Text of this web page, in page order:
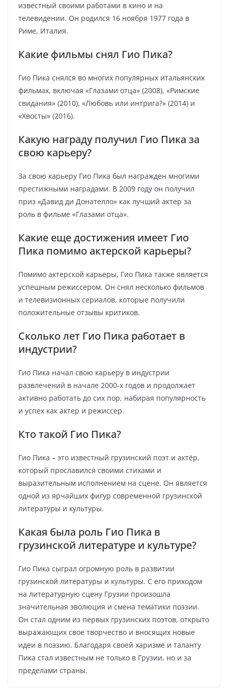
известный своими работами в кино и на
телевидении. Он родился 16 ноября 1977 года в
Риме, Италия.
Какие фильмы снял Гио Пика?
Гио Пика снялся во многих популярных итальянских
фильмах, включая «Глазами отца» (2008), «Римские
свидания» (2010), «Любовь или интрига?» (2014) и
«Хвосты» (2016).
Какую награду получил Гио Пика за
свою карьеру?
За свою карьеру Гио Пика был награжден многими
престижными наградами. В 2009 году он получил
приз «Давид ди Донателло» как лучший актер за
роль в фильме «Глазами отца».
Какие еще достижения имеет Гио
Пика помимо актерской карьеры?
Помимо актерской карьеры, Гио Пика также является
успешным режиссером. Он снял несколько фильмов
и телевизионных сериалов, которые получили
положительные отзывы критиков.
Сколько лет Гио Пика работает в
индустрии?
Гио Пика начал свою карьеру в индустрии
развлечений в начале 2000-х годов и продолжает
активно работать до сих пор, набирая популярность
и успех как актер и режиссер.
Кто такой Гио Пика?
Гио Пика – это известный грузинский поэт и актёр,
который прославился своими стихами и
выразительным исполнением на сцене. Он является
одной из ярчайших фигур современной грузинской
литературы и культуры.
Какая была роль Гио Пика в
грузинской литературе и культуре?
Гио Пика сыграл огромную роль в развитии
грузинской литературы и культуры. С его приходом
на литературную сцену Грузии произошла
значительная эволюция и смена тематики поэзии.
Он стал одним из первых грузинских поэтов, открыто
выражающих свое творчество и вносящих новые
идеи в поэзию. Благодаря своей харизме и таланту
Пика стал известным не только в Грузии, но и за
пределами страны.